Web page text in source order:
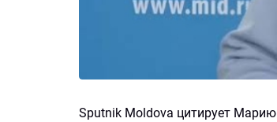
Sputnik Moldova цитирует